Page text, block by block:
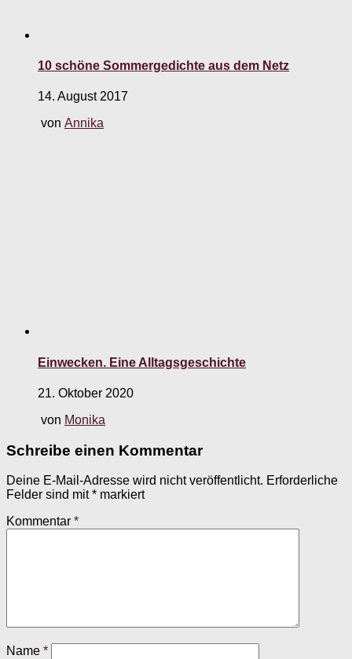
10 schöne Sommergedichte aus dem Netz
14. August 2017
von Annika
Einwecken. Eine Alltagsgeschichte
21. Oktober 2020
von Monika
Schreibe einen Kommentar
Deine E-Mail-Adresse wird nicht veröffentlicht. Erforderliche
Felder sind mit* markiert
Kommentar *
Name *